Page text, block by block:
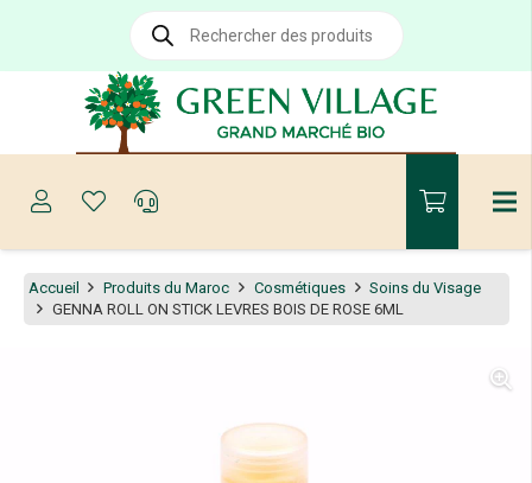
Recherche
produits
Accueil Produits du Maroc Cosmétiques
Soins du Visage
GENNA ROLL ON STICK LEVRES BOIS DE ROSE 6ML